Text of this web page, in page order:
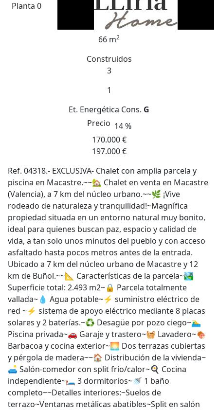
Planta 0
66 m2
Construidos
3
1
Et. Energética Cons. G
Precio 14 %
170.000 €
197.000 €
Ref. 04318.- EXCLUSIVA- Chalet con amplia parcela y
piscina en Macastre.~~🏡 Chalet en venta en Macastre
(Valencia), a 7 km del núcleo urbano.~~🌿 ¡Vive
rodeado de naturaleza y tranquilidad!~Magnífica
propiedad situada en un entorno natural muy bonito,
ideal para quienes buscan paz, espacio y calidad de
vida, a tan solo unos minutos del pueblo y con acceso
asfaltado hasta pocos metros antes de la entrada.
Ubicado a 7 km del núcleo urbano de Macastre y 12
km de Buñol.~~📐 Características de la parcela~🏞️
Superficie total: 2.493 m2~🔒 Parcela totalmente
vallada~💧 Agua potable~⚡ suministro eléctrico de
red ~⚡ sistema de apoyo eléctrico mediante 8 placas
solares y 2 baterías.~♻️ Desagüe por pozo ciego~🏊‍♂️
Piscina privada~🚗 Garaje y trastero~🧺 Lavadero~🍖
Barbacoa y cocina exterior~🌅 Dos terrazas cubiertas
y pérgola de madera~~🏠 Distribución de la vivienda~
🛋️ Salón-comedor con split frío/calor~🍳 Cocina
independiente~🛏️ 3 dormitorios~🚿 1 baño
completo~~Detalles interiores:~Suelos de
terrazo~Ventanas metálicas abatibles~Split en salón